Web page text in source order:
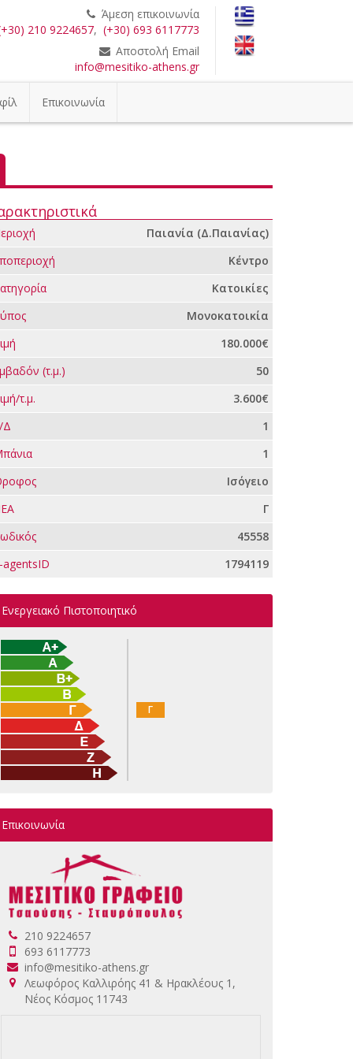
Άμεση επικοινωνία
210 9224657, (+30) 693 6117773
Αποστολή Email
info@mesitiko-athens.gr
Επικοινωνία
Παιανία (Δ.Παιανίας)
Κέντρο
Κατοικίες
Μονοκατοικία
180.000€
(τ.μ.)
50
τ.μ.
3.600€
Δ
1
1
Ισόγειο
Γ
45558
agentsID
1794119
Ενεργειακό Πιστοποιητικό
Γ
Επικοινωνία
210 9224657
693 6117773
info@mesitiko-athens.gr
Λεωφόρος Καλλιρόης 41 & Ηρακλέους 1,
Νέος Κόσμος 11743